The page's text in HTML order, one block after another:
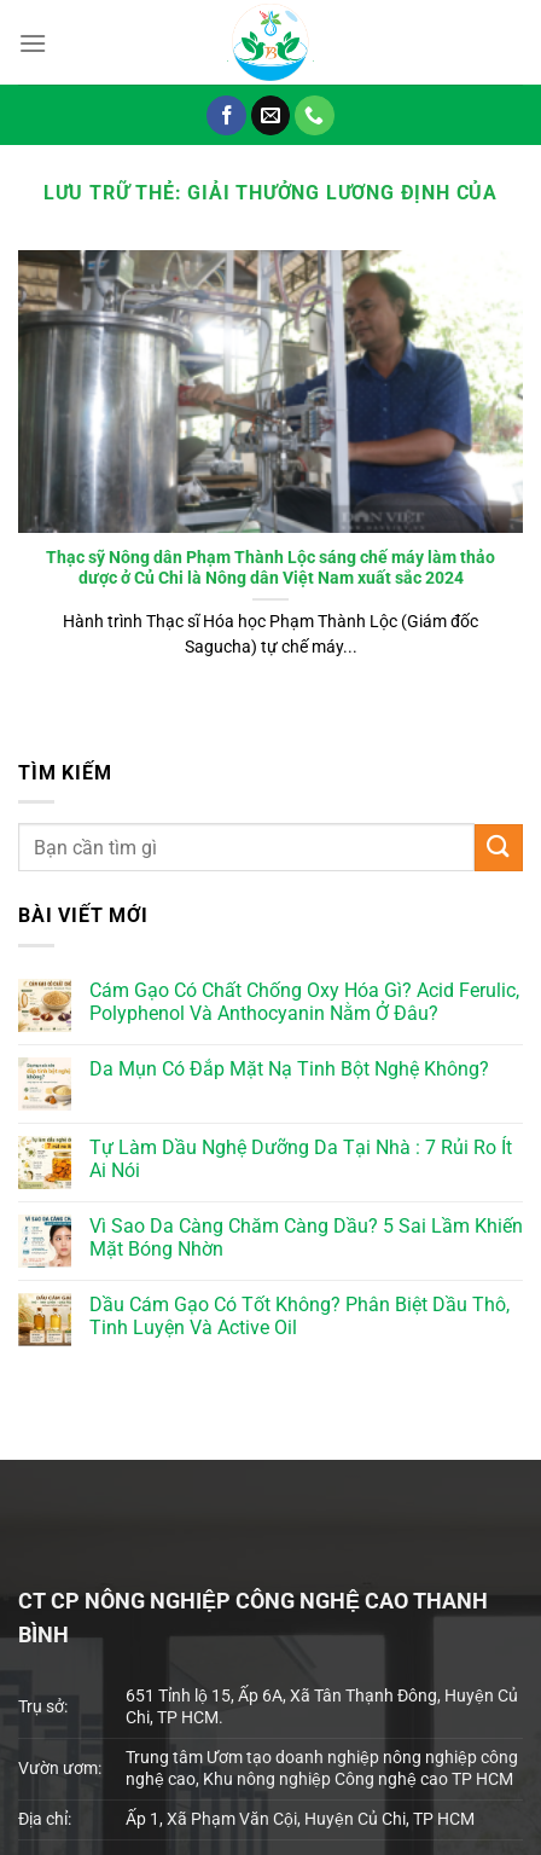
đến
LƯU TRỮ THẺ:GIẢI THƯỞNG LƯƠNG ĐỊNH CỦA
Thạc sỹ Nông dân Phạm Thành Lộc sáng chế máy làm thảo
dược ở Củ Chi là Nông dân Việt Nam xuất sắc 2024
Hành trình Thạc sĩ Hóa học Phạm Thành Lộc (Giám đốc
Sagucha) tự chế máy...
TÌM KIẾM
BÀI VIẾT MỚI
Cám Gạo Có Chất Chống Oxy Hóa Gì? Acid Ferulic,
Polyphenol Và Anthocyanin Nằm Ở Đâu?
Da Mụn Có Đắp Mặt Nạ Tinh Bột Nghệ Không?
Tự Làm Dầu Nghệ Dưỡng Da Tại Nhà : 7 Rủi Ro Ít
Ai Nói
Vì Sao Da Càng Chăm Càng Dầu? 5 Sai Lầm Khiến
Mặt Bóng Nhờn
Dầu Cám Gạo Có Tốt Không? Phân Biệt Dầu Thô,
Tinh Luyện Và Active Oil
CT CP NÔNG NGHIỆP CÔNG NGHỆ CAO THANH
BÌNH
Trụ sở:
651 Tỉnh lộ 15, Ấp 6A, Xã Tân Thạnh Đông, Huyện Củ
Chi, TP HCM.
Vườn ươm:
Trung tâm Ươm tạo doanh nghiệp nông nghiệp công
nghệ cao, Khu nông nghiệp Công nghệ cao TP HCM
Địa chỉ: Ấp 1, Xã Phạm Văn Cội, Huyện Củ Chi, TP HCM